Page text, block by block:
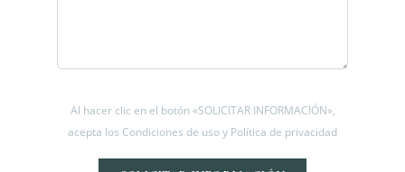
Al hacer clic en el botón «SOLICITAR INFORMACIÓN»,
acepta los Condiciones de uso y Política de privacidad